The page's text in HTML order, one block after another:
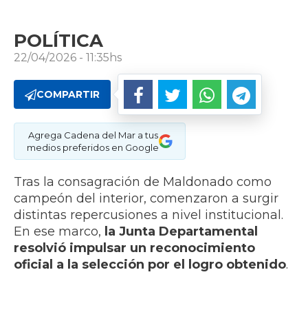
POLÍTICA
22/04/2026 - 11:35hs
COMPARTIR
Agrega Cadena del Mar a tus
medios preferidos en Google
Tras la consagración de Maldonado como
campeón del interior, comenzaron a surgir
distintas repercusiones a nivel institucional.
En ese marco, la Junta Departamental
resolvió impulsar un reconocimiento
oficial a la selección por el logro obtenido.